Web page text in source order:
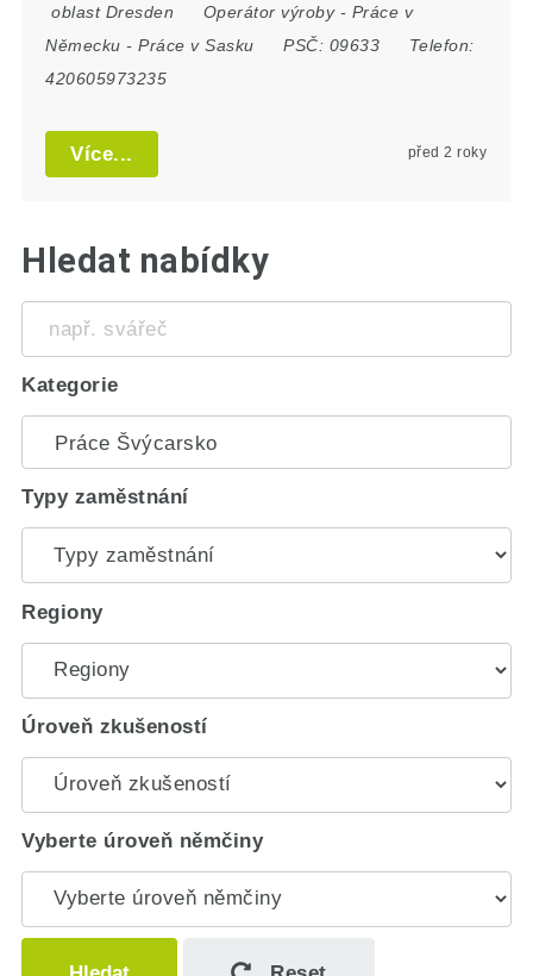
oblast Dresden
Operátor výroby- Práce v
Německu -Práce v Sasku PSČ: 09633
Telefon:
420605973235
Více... před 2 roky
Hledat nabídky
svářeč
Kategorie
Typy zaměstnání
Regiony
Úroveň zkušeností
Vyberte úroveň němčiny